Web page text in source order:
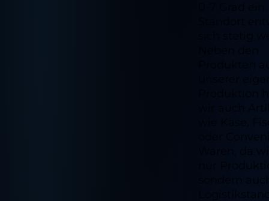
sich stetig
Produkten
unserer
Produktion
wir auch
wie Käse,
oder
Waren, da
nur
sondern